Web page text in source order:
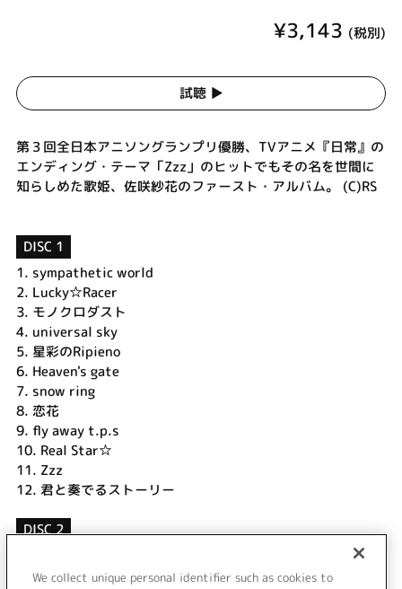
¥3,143 (税別)
試聴 ▶︎
第３回全日本アニソングランプリ優勝、TVアニメ『日常』の
エンディング・テーマ「Zzz」のヒットでもその名を世間に
知らしめた歌姫、佐咲紗花のファースト・アルバム。 (C)RS
DISC 1
1. sympathetic world
2. Lucky☆Racer
3. モノクロダスト
4. universal sky
5. 星彩のRipieno
6. Heaven's gate
7. snow ring
8. 恋花
9. fly away t.p.s
10. Real Star☆
11. Zzz
12. 君と奏でるストーリー
DISC 2
創聖のアクエリオン
We collect unique personal identifier such as cookies to